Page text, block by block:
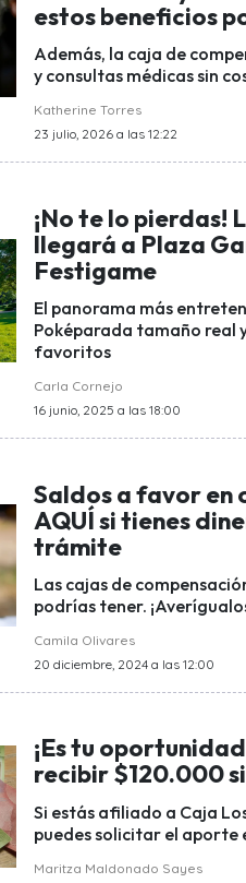
estos beneficios
Además, la caja de
y consultas médicas sin
Katherine Torres
23 julio, 2026 a las 12:22
¡No te lo pierdas!
llegará a Plaza
Festigame
El panorama más
Poképarada tamaño real
favoritos
Carla Cornejo
16 junio, 2025 a las 18:00
Saldos a favor en
AQUÍ si tienes
trámite
Las cajas de
podrías tener.
Camila Olivares
20 diciembre, 2024 a las 12:00
¡Es tu
recibir $120.000
Si estás afiliado a Caja
puedes solicitar el aporte
Maritza Maldonado Sayes